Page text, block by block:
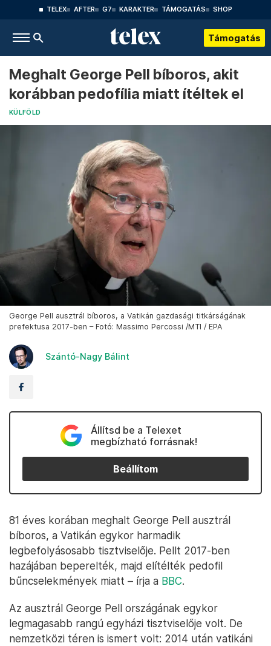
TELEX AFTER G7 KARAKTER TÁMOGATÁS SHOP
Támogatás
Meghalt George Pell bíboros, akit
korábban pedofília miatt ítéltek el
KÜLFÖLD
George Pell ausztrál bíboros, a Vatikán gazdasági titkárságának
prefektusa 2017-ben – Fotó: Massimo Percossi /MTI / EPA
Szántó-Nagy Bálint
Állítsd be a Telexet
megbízható forrásnak!
Beállítom
81 éves korában meghalt George Pell ausztrál
bíboros, a Vatikán egykor harmadik
legbefolyásosabb tisztviselője. Pellt 2017-ben
hazájában beperelték, majd elítélték pedofil
bűncselekmények miatt – írja a BBC.
Az ausztrál George Pell országának egykor
legmagasabb rangú egyházi tisztviselője volt. De
nemzetközi téren is ismert volt: 2014 után vatikáni